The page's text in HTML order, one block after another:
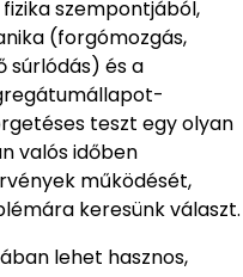
szempontjából,
(forgómozgás,
súrlódás) és a
teszt egy olyan
valós időben
működését,
keresünk választ.
lehet hasznos,